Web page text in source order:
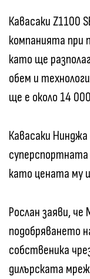
Кавасаки Z1100
компанията
като ще
обем и
ще е около 14
Кавасаки
като цената му
Рослан заяви,
подобряването
собственика
дилърската